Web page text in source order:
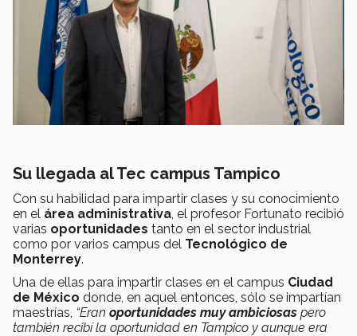
Su llegada al Tec campus Tampico
Con su habilidad para impartir clases y su conocimiento
en el área administrativa, el profesor Fortunato recibió
varias oportunidades tanto en el sector industrial
como por varios campus del Tecnológico de
Monterrey.
Una de ellas para impartir clases en el campus Ciudad
de México donde, en aquel entonces, sólo se impartían
maestrías, “Eran oportunidades muy ambiciosas pero
también recibí la oportunidad en Tampico y aunque era